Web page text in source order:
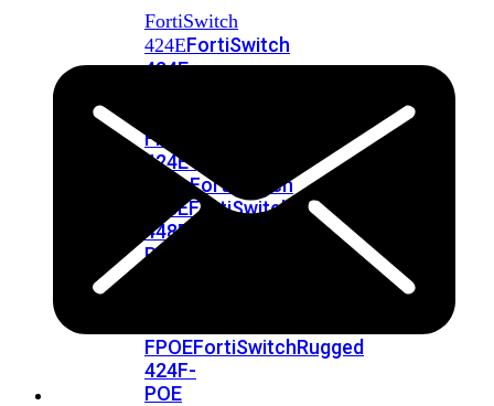
FortiSwitch
424EFortiSwitch
424E-
FPOE
424E-
FiberFortiSwitch
448EFortiSwitch
448E-
POE
FPOEFortiSwitchRugged
424F-
POE